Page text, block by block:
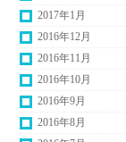
2017年1月
2016年12月
2016年11月
2016年10月
2016年9月
2016年8月